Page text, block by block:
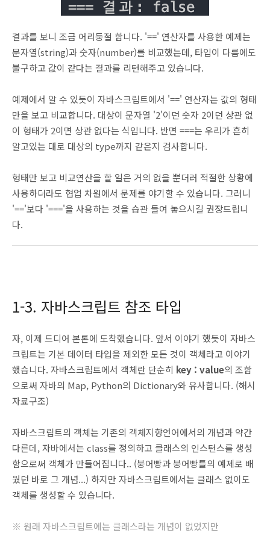
결과를 보니 조금 어리둥절 합니다. '==' 연산자를 사용한 예제는
문자열(string)과 숫자(number)를 비교했는데, 타입이 다름에도
불구하고 값이 같다는 결과를 리턴해주고 있습니다.
예제에서 알 수 있듯이 자바스크립트에서 '==' 연산자는 값의 형태
만을 보고 비교합니다. 대상이 문자열 '2'이던 숫자 2이던 상관 없
이 형태가 2이면 상관 없다는 식입니다. 반면 ===는 우리가 흔히
알고있는 대로 대상의 type까지 같은지 검사합니다.
형태만 보고 비교연산을 할 일은 거의 없을 뿐더러 적절한 상황에
사용하더라도 협업 차원에서 문제를 야기할 수 있습니다. 그러니
'=='보다 '==='을 사용하는 것을 습관 들여 놓으시길 권장드립니
다.
1-3. 자바스크립트 참조 타입
자, 이제 드디어 본론에 도착했습니다. 앞서 이야기 했듯이 자바스
크립트는 기본 데이터 타입을 제외한 모든 것이 객체라고 이야기
했습니다. 자바스크립트에서 객체란 단순히 key : value의 조합
으로써 자바의 Map, Python의 Dictionary와 유사합니다. (해시
자료구조)
자바스크립트의 객체는 기존의 객체지향언어에서의 개념과 약간
다른데, 자바에서는 class를 정의하고 클래스의 인스턴스를 생성
함으로써 객체가 만들어집니다.. (붕어빵과 붕어빵틀의 예제로 배
웠던 바로 그 개념...) 하지만 자바스크립트에서는 클래스 없이도
객체를 생성할 수 있습니다.
※ 원래 자바스크립트에는 클래스라는 개념이 없었지만